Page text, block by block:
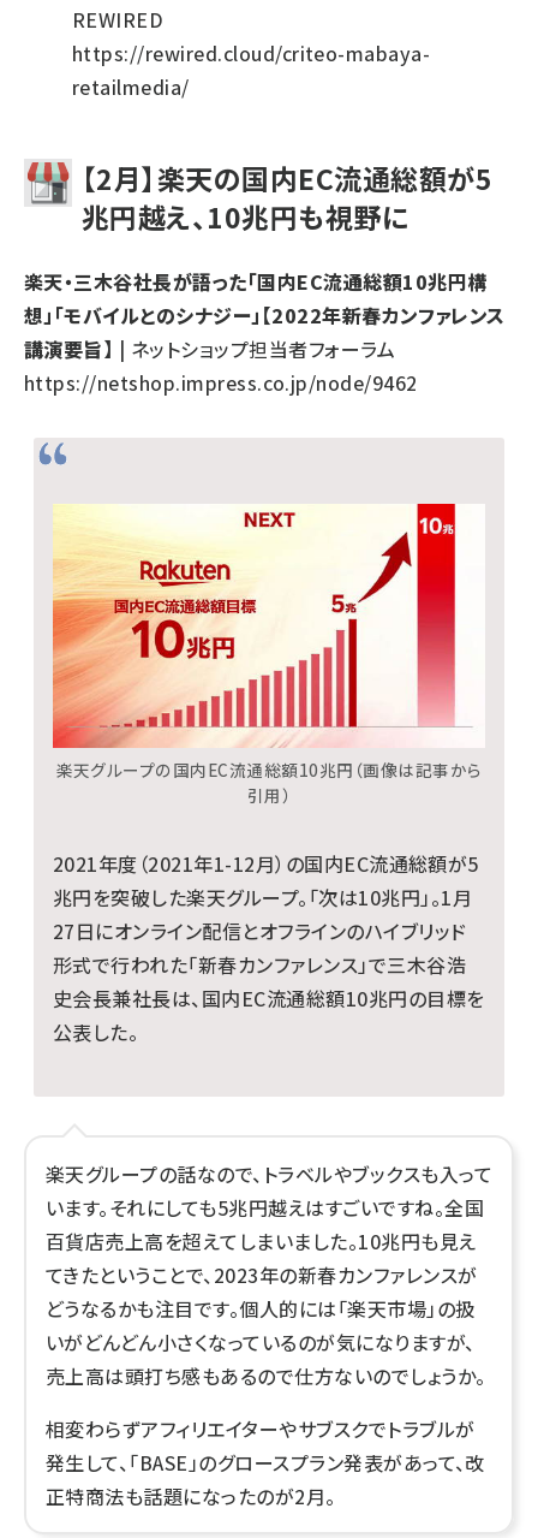
REWIRED
https://rewired.cloud/criteo-mabaya-
retailmedia/
【2月】楽天の国内EC流通総額が5
兆円越え、10兆円も視野に
楽天・三木谷社長が語った「国内EC流通総額10兆円構
想」「モバイルとのシナジー」【2022年新春カンファレンス
講演要旨】 | ネットショップ担当者フォーラム
https://netshop.impress.co.jp/node/9462
楽天グループの国内EC流通総額10兆円（画像は記事から
引用）
2021年度（2021年1-12月）の国内EC流通総額が5
兆円を突破した楽天グループ。「次は10兆円」。1月
27日にオンライン配信とオフラインのハイブリッド
形式で行われた「新春カンファレンス」で三木谷浩
史会長兼社長は、国内EC流通総額10兆円の目標を
公表した。
楽天グループの話なので、トラベルやブックスも入って
います。それにしても5兆円越えはすごいですね。全国
百貨店売上高を超えてしまいました。10兆円も見え
てきたということで、2023年の新春カンファレンスが
どうなるかも注目です。個人的には「楽天市場」の扱
いがどんどん小さくなっているのが気になりますが、
売上高は頭打ち感もあるので仕方ないのでしょうか。
相変わらずアフィリエイターやサブスクでトラブルが
発生して、「BASE」のグロースプラン発表があって、改
正特商法も話題になったのが2月。